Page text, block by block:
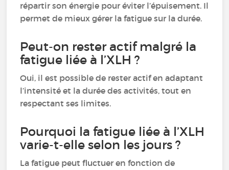
répartir son énergie pour éviter l’épuisement. Il
permet de mieux gérer la fatigue sur la durée.
Peut-on rester actif malgré la
fatigue liée à l’XLH ?
Oui, il est possible de rester actif en adaptant
l’intensité et la durée des activités, tout en
respectant ses limites.
Pourquoi la fatigue liée à l’XLH
varie-t-elle selon les jours ?
La fatigue peut fluctuer en fonction de